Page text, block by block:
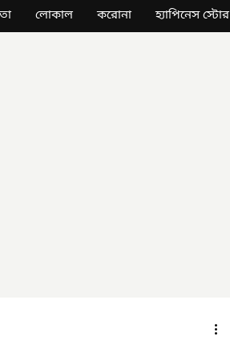
লোকাল করোনা হ্যাপিনেস স্টোর